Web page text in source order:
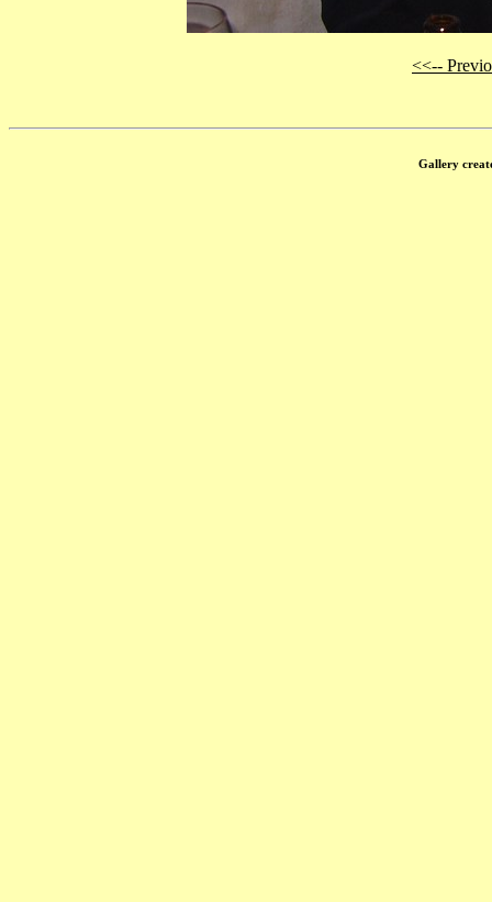
<<--
Gallery